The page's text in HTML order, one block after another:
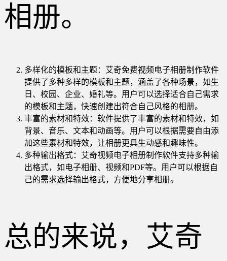
相册。
多样化的模板和主题：艾奇免费视频电子相册制作软件
提供了多种多样的模板和主题，涵盖了各种场景，如生
日、校园、企业、婚礼等。用户可以选择适合自己需求
的模板和主题，快速创建出符合自己风格的相册。
丰富的素材和特效：软件提供了丰富的素材和特效，如
背景、音乐、文本和动画等。用户可以根据需要自由添
加这些素材和特效，让相册更具生动感和趣味性。
多种输出格式：艾奇视频电子相册制作软件支持多种输
出格式，如电子相册、视频和PDF等。用户可以根据自
己的需求选择输出格式，方便地分享相册。
总的来说，艾奇